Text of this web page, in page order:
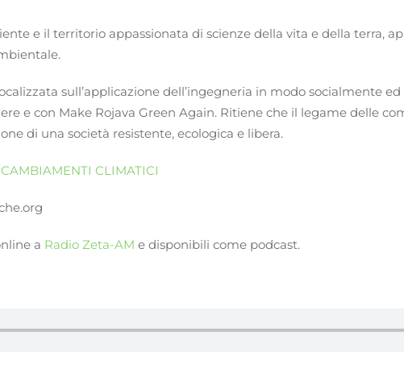
e il territorio appassionata di scienze della vita e della terra,
sull’applicazione dell’ingegneria in modo socialmente
e con Make Rojava Green Again. Ritiene che il legame delle
di una società resistente, ecologica e libera.
CLIMATICI
a Radio Zeta-AM e disponibili come podcast.